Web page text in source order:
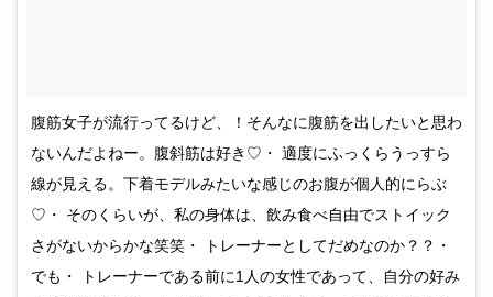
腹筋女子が流行ってるけど、！そんなに腹筋を出したいと思わ
ないんだよねー。腹斜筋は好き♡・ 適度にふっくらうっすら
線が見える。下着モデルみたいな感じのお腹が個人的にらぶ
♡・ そのくらいが、私の身体は、飲み食べ自由でストイック
さがないからかな笑笑・ トレーナーとしてだめなのか？？・
でも・ トレーナーである前に1人の女性であって、自分の好み